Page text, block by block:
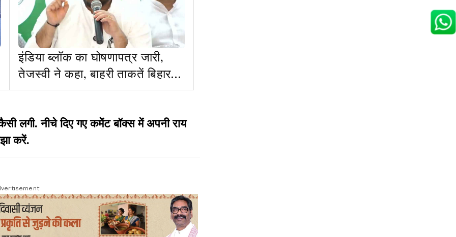
इंडिया ब्लॉक का घोषणापत्र जारी,
तेजस्वी ने कहा, बाहरी ताकतें बिहार
को उपनिवेश बनाना चाहती हैं
नीचे दिए गए कमेंट बॉक्स में अपनी राय
करें.